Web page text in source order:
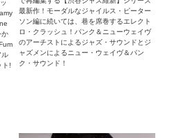
か
ル
ト!
最新作！モーダルなジャイルス・ピーター
ソン編に続いては、巷を席巻するエレクト
ロ・クラッシュ！パンク＆ニューウェイヴ
のアーチストによるジャズ・サウンドとジ
ャズメンによるニュー・ウェイヴ＆パン
ク・サウンド！